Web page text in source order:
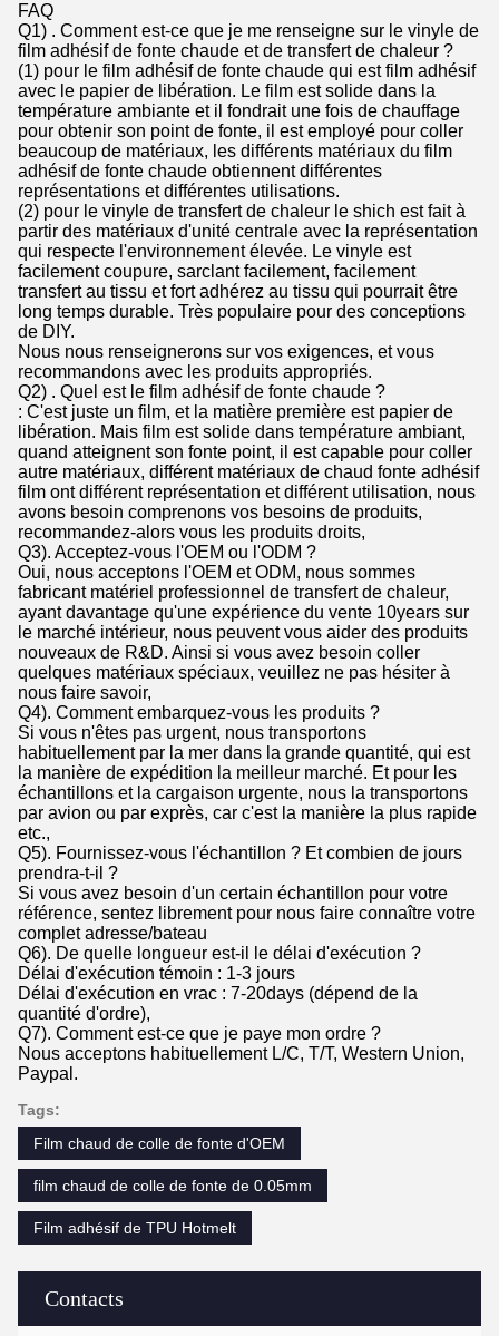
Contacts
FAQ
Q1) . Comment est-ce que je me renseigne sur le vinyle de
film adhésif de fonte chaude et de transfert de chaleur ?
(1) pour le film adhésif de fonte chaude qui est film adhésif
avec le papier de libération. Le film est solide dans la
température ambiante et il fondrait une fois de chauffage
pour obtenir son point de fonte, il est employé pour coller
beaucoup de matériaux, les différents matériaux du film
adhésif de fonte chaude obtiennent différentes
représentations et différentes utilisations.
(2) pour le vinyle de transfert de chaleur le shich est fait à
partir des matériaux d'unité centrale avec la représentation
qui respecte l'environnement élevée. Le vinyle est
facilement coupure, sarclant facilement, facilement
transfert au tissu et fort adhérez au tissu qui pourrait être
long temps durable. Très populaire pour des conceptions
de DIY.
Nous nous renseignerons sur vos exigences, et vous
recommandons avec les produits appropriés.
Q2) . Quel est le film adhésif de fonte chaude ?
: C'est juste un film, et la matière première est papier de
libération. Mais film est solide dans température ambiant,
quand atteignent son fonte point, il est capable pour coller
autre matériaux, différent matériaux de chaud fonte adhésif
film ont différent représentation et différent utilisation, nous
avons besoin comprenons vos besoins de produits,
recommandez-alors vous les produits droits,
Q3). Acceptez-vous l'OEM ou l'ODM ?
Oui, nous acceptons l'OEM et ODM, nous sommes
fabricant matériel professionnel de transfert de chaleur,
ayant davantage qu'une expérience du vente 10years sur
le marché intérieur, nous peuvent vous aider des produits
nouveaux de R&D. Ainsi si vous avez besoin coller
quelques matériaux spéciaux, veuillez ne pas hésiter à
nous faire savoir,
Q4). Comment embarquez-vous les produits ?
Si vous n'êtes pas urgent, nous transportons
habituellement par la mer dans la grande quantité, qui est
la manière de expédition la meilleur marché. Et pour les
échantillons et la cargaison urgente, nous la transportons
par avion ou par exprès, car c'est la manière la plus rapide
etc.,
Q5). Fournissez-vous l'échantillon ? Et combien de jours
prendra-t-il ?
Si vous avez besoin d'un certain échantillon pour votre
référence, sentez librement pour nous faire connaître votre
complet adresse/bateau
Q6). De quelle longueur est-il le délai d'exécution ?
Délai d'exécution témoin : 1-3 jours
Délai d'exécution en vrac : 7-20days (dépend de la
quantité d'ordre),
Q7). Comment est-ce que je paye mon ordre ?
Nous acceptons habituellement L/C, T/T, Western Union,
Paypal.
Tags:
Film chaud de colle de fonte d'OEM
film chaud de colle de fonte de 0.05mm
Film adhésif de TPU Hotmelt